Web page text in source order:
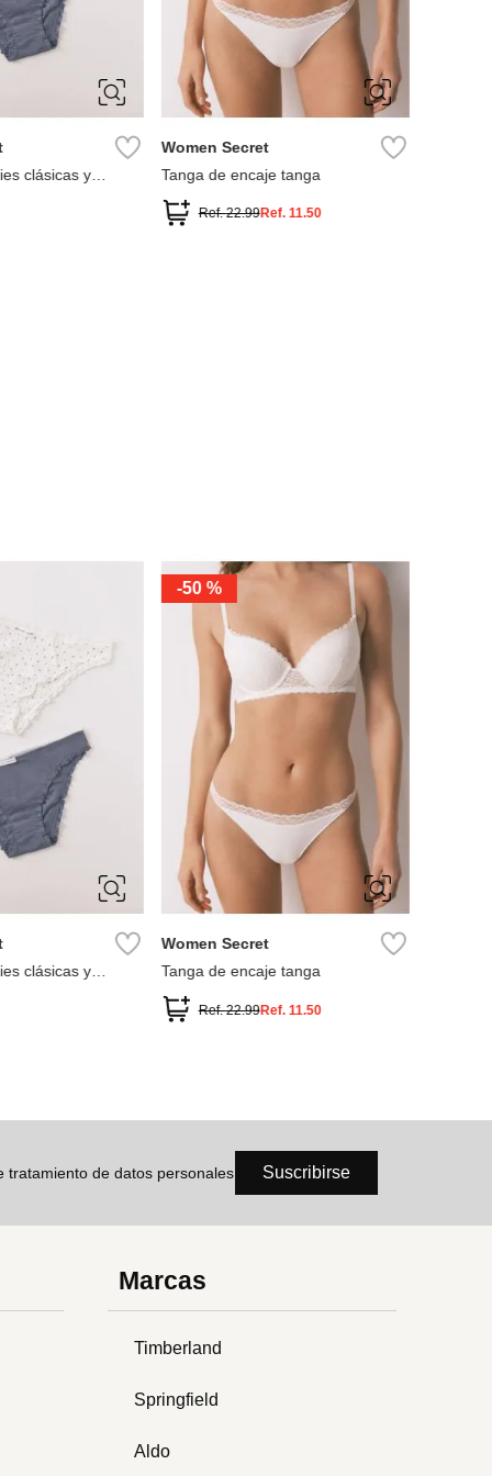
clásicas y
XS
Women Secret
Tanga de encaje tanga
Ref.22.99Ref. 11.50
clásicas y
-50 %
XS
Women Secret
Tanga de encaje tanga
Ref.22.99Ref. 11.50
tratamiento de datos personales Suscribirse
Marcas
Timberland
Springfield
Aldo